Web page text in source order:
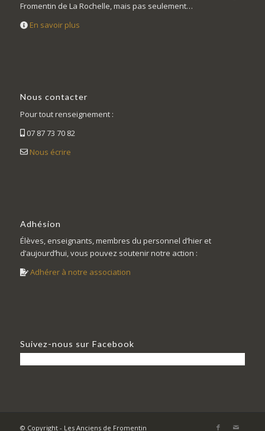
Fromentin de La Rochelle, mais pas seulement…
En savoir plus
Nous contacter
Pour tout renseignement :
07 87 73 70 82
Nous écrire
Adhésion
Élèves, enseignants, membres du personnel d’hier et
d’aujourd’hui, vous pouvez soutenir notre action :
Adhérer à notre association
Suivez-nous sur Facebook
© Copyright - Les Anciens de Fromentin